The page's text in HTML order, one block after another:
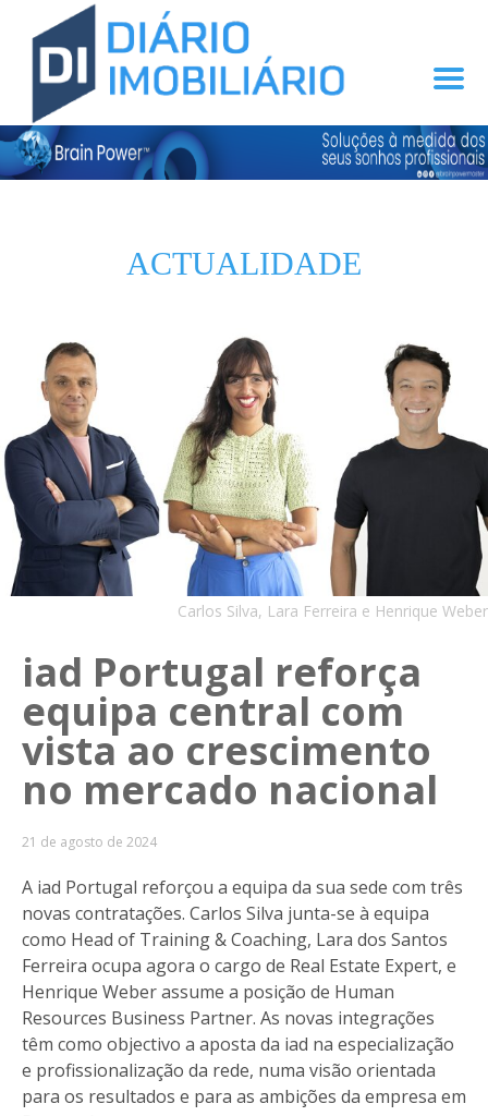
ACTUALIDADE
Carlos Silva, Lara Ferreira e Henrique Weber
iad Portugal reforça
equipa central com
vista ao crescimento
no mercado nacional
21 de agosto de 2024
A iad Portugal reforçou a equipa da sua sede com três
novas contratações. Carlos Silva junta-se à equipa
como Head of Training & Coaching, Lara dos Santos
Ferreira ocupa agora o cargo de Real Estate Expert, e
Henrique Weber assume a posição de Human
Resources Business Partner. As novas integrações
têm como objectivo a aposta da iad na especialização
e profissionalização da rede, numa visão orientada
para os resultados e para as ambições da empresa em